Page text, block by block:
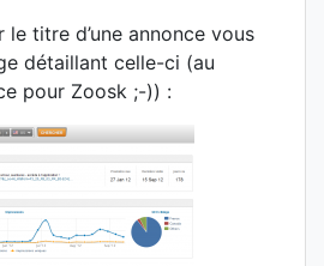
le titre d’une annonce vous
détaillant celle-ci (au
pour Zoosk ;-)) :